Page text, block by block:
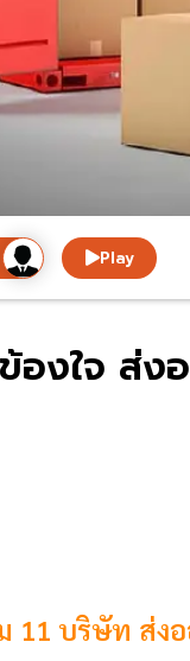
Play
องใจ ส่
11 บริษัท ส่ง